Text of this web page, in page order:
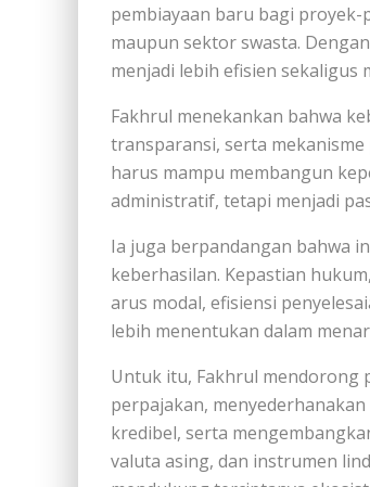
pembiayaan baru bagi
maupun sektor swasta.
menjadi lebih efisien
Fakhrul menekankan bahwa
transparansi, serta
harus mampu membangun
administratif, tetapi menjadi
Ia juga berpandangan bahwa
keberhasilan. Kepastian
arus modal, efisiensi
lebih menentukan dalam
Untuk itu, Fakhrul mendorong
perpajakan,
kredibel, serta
valuta asing, dan instrumen